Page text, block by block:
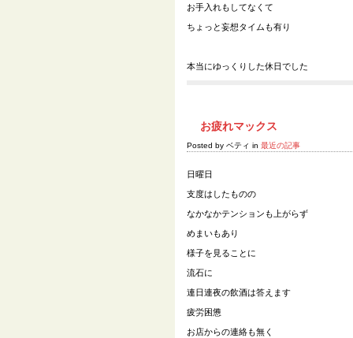
お手入れもしてなくて
ちょっと妄想タイムも有り
本当にゆっくりした休日でした
お疲れマックス
Posted by ベティ in 最近の記事
日曜日
支度はしたものの
なかなかテンションも上がらず
めまいもあり
様子を見ることに
流石に
連日連夜の飲酒は答えます
疲労困憊
お店からの連絡も無く